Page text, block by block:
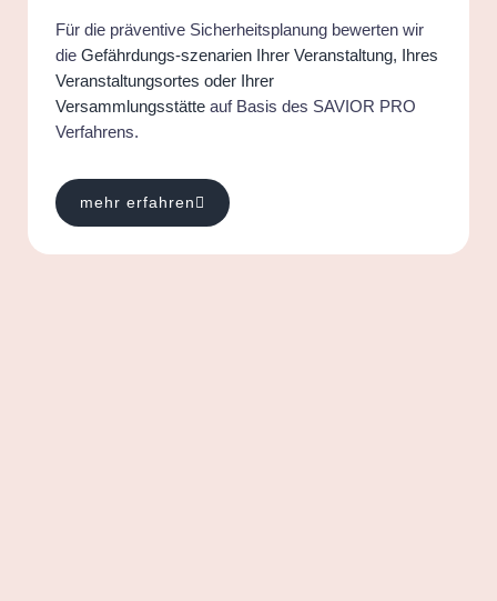
Für die präventive Sicherheitsplanung bewerten wir
die Gefährdungs-szenarien Ihrer Veranstaltung, Ihres
Veranstaltungsortes oder Ihrer
Versammlungsstätte auf Basis des SAVIOR PRO
Verfahrens.
mehr erfahren